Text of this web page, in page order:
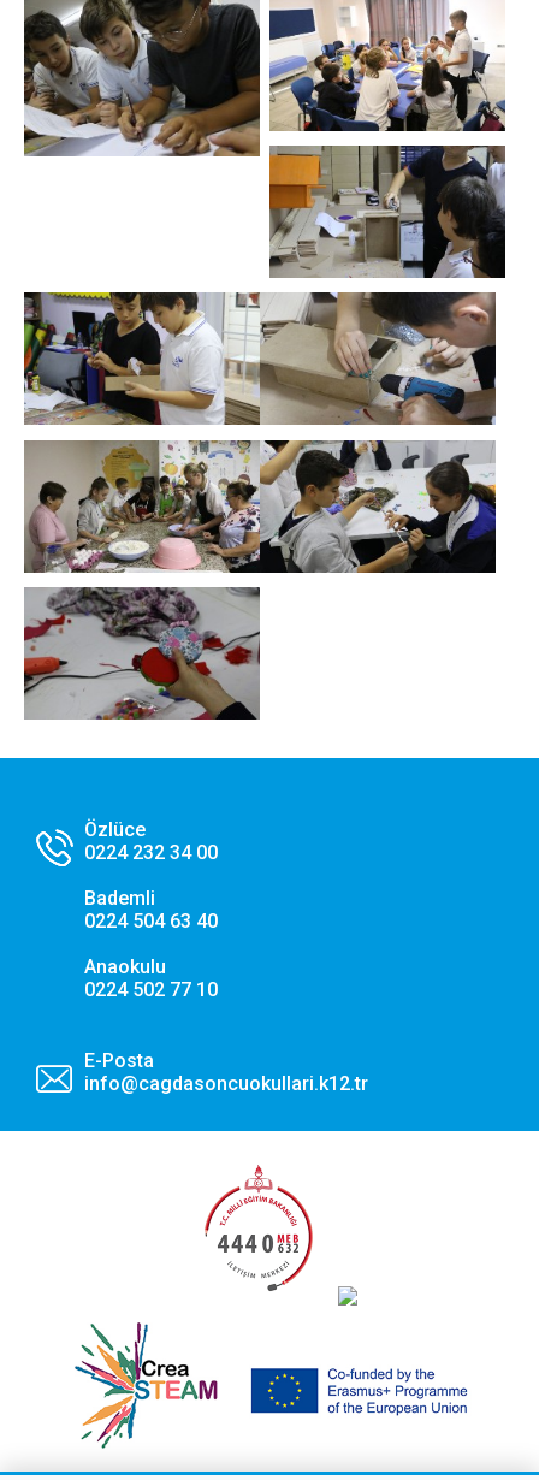
Özlüce
0224 232 34 00
Bademli
0224 504 63 40
Anaokulu
0224 502 77 10
E-Posta
info@cagdasoncuokullari.k12.tr
Çerez Ayarları Gizlilik Tercihleri ×
Aşağıdaki paneli kullanarak web sitemizde aktif olmasını
istediğiniz çerez türlerini özelleştirebilirsiniz. Değişikliklerin geçerli
olması için kaydetmeniz yeterlidir.
Zorunlu ve Teknik Çerezler Her Zaman Aktif
Web sitemizin temel fonksiyonlarının düzgün çalışması,
güvenliği ve erişilebilirliği için kullanılması zorunlu olan
çerezlerdir.
Performans ve Analiz Çerezleri
Sitemizi kaç kişinin ziyaret ettiğini anlamamıza, sayfaların
iyileştirmemize yardımcı olur.
Pazarlama ve Hedefleme Çerezleri
İlgi alanlarınıza göre kişiselleştirilmiş duyuru, etkinlik
reklamları ve içerikler sunmak amacıyla iş ortaklarımız